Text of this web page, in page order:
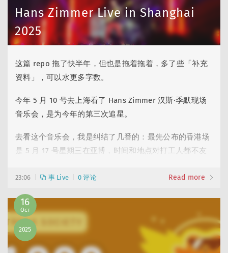
Hans Zimmer Live in Shanghai
2025
这篇 repo 拖了快半年，但也是拖着拖着，多了些「补充
资料」，可以水更多字数。
今年 5 月 10 号去上海看了 Hans Zimmer 汉斯·季默现场
音乐会，是为今年的第三次追星。
去看这个音乐会，我是纠结了几番的：最先公布的香港场
是 5 月 17 号星期三在亚博，时间和地点对打工人都不友
打算去看 → 但我对寂寞叔还是有很多旧情的，他的音乐
在我赶工作时救过我，来中国演出也很难得 → 突然想到
上海场有 5 月 10 号星期六，来回机票没比亚博附近的酒
店贵多少，时间还更宽松 → 决定舍弃香港去上海。
于是就去了，10 号早班机……
23:06 事 Live 0 评论 Read more
16
Oct
2025